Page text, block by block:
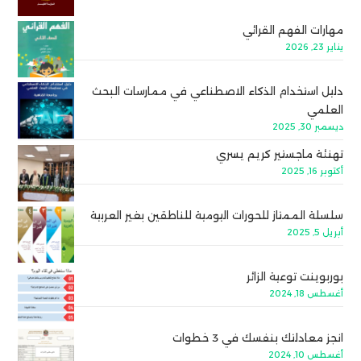
مهارات الفهم القرائي
يناير 23, 2026
دليل استخدام الذكاء الاصطناعي في ممارسات البحث
العلمي
ديسمبر 30, 2025
تهنئة ماجستير كريم يسري
أكتوبر 16, 2025
سلسلة الممتاز للحورات اليومية للناطقين بغير العربية
أبريل 5, 2025
بوربوينت توعية الزائر
أغسطس 18, 2024
انجز معادلتك بنفسك في 3 خطوات
أغسطس 10, 2024